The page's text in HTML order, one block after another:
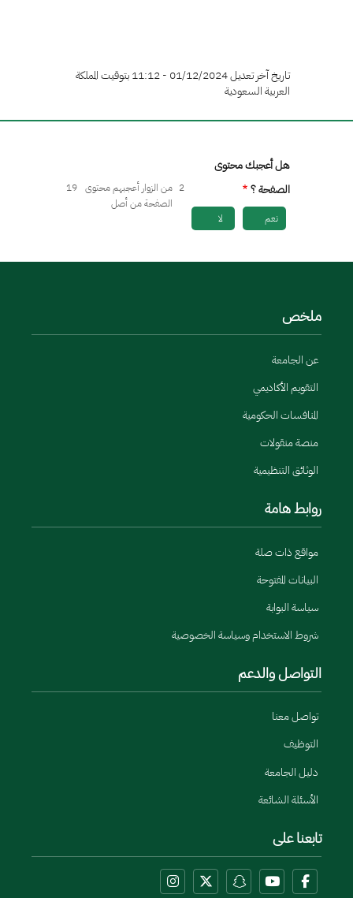
تاريخ آخر تعديل 01/12/2024 - 11:12 بتوقيت المملكة
العربية السعودية
هل أعجبك محتوى
الصفحة ؟
نعم لا
2 من الزوار أعجبهم محتوى
الصفحة من أصل
19
ملخص
عن الجامعة
التقويم الأكاديمي
المنافسات الحكومية
منصة منقولات
الوثائق التنظيمية
روابط هامة
مواقع ذات صلة
البيانات المفتوحة
سياسة البوابة
شروط الاستخدام وسياسة الخصوصية
التواصل والدعم
تواصل معنا
التوظيف
دليل الجامعة
الأسئلة الشائعة
تابعنا على